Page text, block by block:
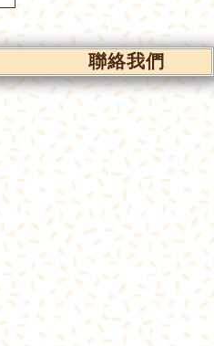
聯絡我們